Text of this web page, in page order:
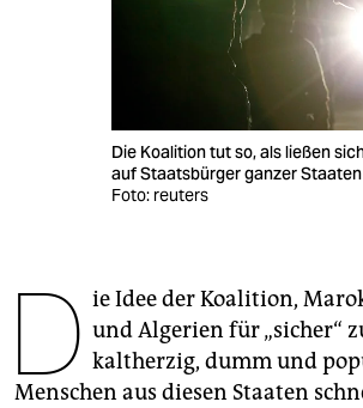
fragen & hilfe
unterstützen
genossenschaft
epaper login
Die Koalition tut so, als ließen
auf Staatsbürger ganzer
Foto: reuters
D ie Idee der Koalition,
und Algerien für „sicher“
kaltherzig, dumm und
Menschen aus diesen Staaten